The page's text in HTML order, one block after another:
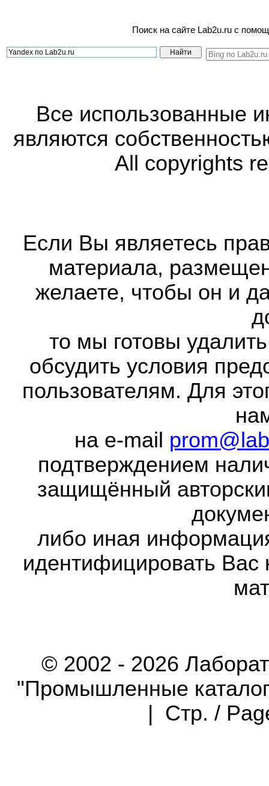
Поиск на сайте Lab2u.ru с
Все использованные
являются
All copyrights
Если Вы являетесь
материала,
желаете, чтобы он и
то мы готовы
обсудить условия
пользователям. Для
на e-mail
подтверждением
защищённый
либо иная
идентифицировать Вас
© 2002 - 2026
"Промышленные
| Стр. /